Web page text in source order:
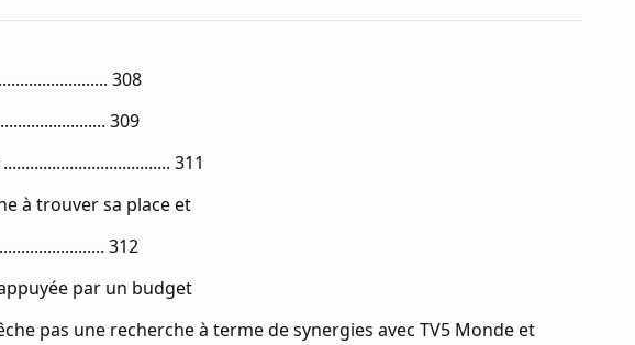
308
309
311
à trouver sa place et
312
par un budget
pas une recherche à terme de synergies avec TV5 Monde et